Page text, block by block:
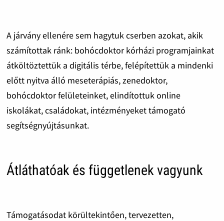
A járvány ellenére sem hagytuk cserben azokat, akik
számítottak ránk: bohócdoktor kórházi programjainkat
átköltöztettük a digitális térbe, felépítettük a mindenki
előtt nyitva álló meseterápiás, zenedoktor,
bohócdoktor felületeinket, elindítottuk online
iskolákat, családokat, intézményeket támogató
segítségnyújtásunkat.
Átláthatóak és függetlenek vagyunk
Támogatásodat körültekintően, tervezetten,